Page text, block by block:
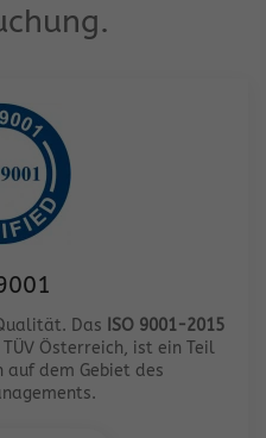
Das ISO 9001-2015
Österreich, ist ein Teil
auf dem Gebiet des